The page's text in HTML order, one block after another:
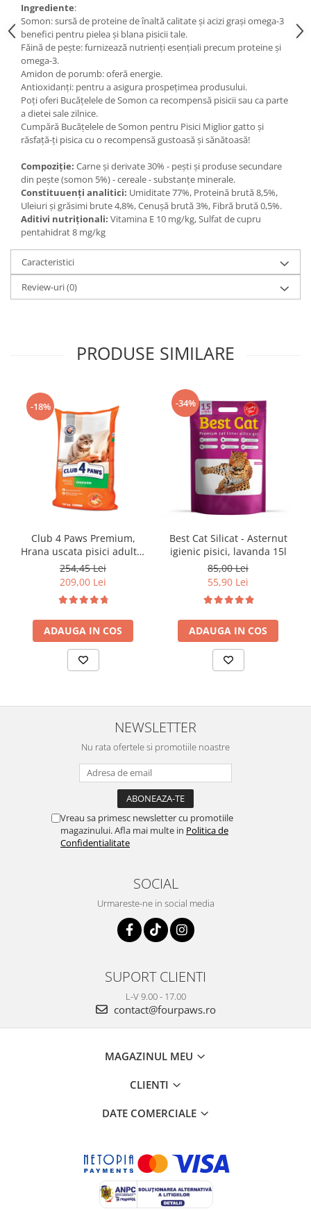
Ingrediente:
Somon: sursă de proteine de înaltă calitate și acizi grași omega-3
benefici pentru pielea și blana pisicii tale.
Făină de pește: furnizează nutrienți esențiali precum proteine și
omega-3.
Amidon de porumb: oferă energie.
Antioxidanți: pentru a asigura prospețimea produsului.
Poți oferi Bucățelele de Somon ca recompensă pisicii sau ca parte
a dietei sale zilnice.
Cumpără Bucățelele de Somon pentru Pisici Miglior gatto și
răsfață-ți pisica cu o recompensă gustoasă și sănătoasă!
Compoziție: Carne și derivate 30% - pești și produse secundare
din pește (somon 5%) - cereale - substanțe minerale.
Constituuenți analitici: Umiditate 77%, Proteină brută 8,5%,
Uleiuri și grăsimi brute 4,8%, Cenușă brută 3%, Fibră brută 0,5%.
Aditivi nutriționali: Vitamina E 10 mg/kg, Sulfat de cupru
pentahidrat 8 mg/kg
Caracteristici
Review-uri(0)
PRODUSE SIMILARE
-18%
Club 4 Paws Premium,
Hrana uscata pisici adulte,
cu Pui 14kg
254,45 Lei
209,00 Lei
ADAUGA IN COS
-34%
Best Cat Silicat - Asternut
igienic pisici, lavanda 15l
85,00 Lei
55,90 Lei
ADAUGA IN COS
NEWSLETTER
Nu rata ofertele si promotiile noastre
Vreau sa primesc newsletter cu promotiile
magazinului. Afla mai multe in Politica de
Confidentialitate
SOCIAL
Urmareste-ne in social media
SUPORT CLIENTI
L-V 9.00 - 17.00
contact@fourpaws.ro
MAGAZINUL MEU
CLIENTI
DATE COMERCIALE